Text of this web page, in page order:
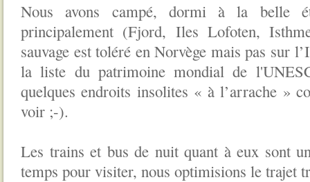
Nous avons campé, dormi à la belle
principalement (Fjord, Iles Lofoten,
sauvage est toléré en Norvège mais pas sur
la liste du patrimoine mondial de
quelques endroits insolites « à l’arrache »
voir ;-).
Les trains et bus de nuit quant à eux sont
temps pour visiter, nous optimisions le trajet